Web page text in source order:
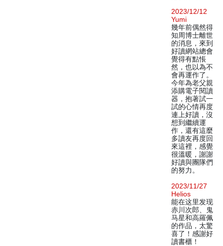
2023/12/12
Yumi
幾年前偶然得
知周博士離世
的消息，來到
好讀網站總會
覺得有點悵
然，也以為不
會再運作了。
今年為老父親
添購電子閱讀
器，抱著試一
試的心情再度
連上好讀，沒
想到繼續運
作，還有這麼
多讀友再度回
來這裡，感覺
很溫暖，謝謝
好讀與團隊們
的努力。
2023/11/27
Helios
能在这里发现
赤川次郎、鬼
马星和高羅佩
的作品，太驚
喜了！感謝好
讀書櫃！